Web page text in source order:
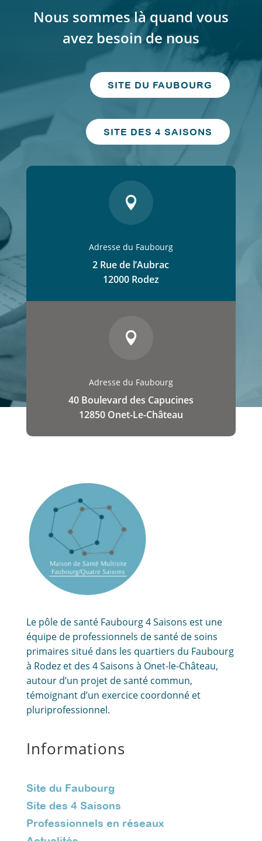
Nous sommes là quand vous
avez besoin de nous
SITE DU FAUBOURG
SITE DES 4 SAISONS

Adresse du Faubourg
2 Rue de l’Aubrac
12000 Rodez

Adresse du Faubourg
40 Boulevard des Capucines
12850 Onet-Le-Château
Le pôle de santé Faubourg 4 Saisons est une
équipe de professionnels de santé de soins
primaires situé dans les quartiers du Faubourg
à Rodez et des 4 Saisons à Onet-le-Château,
autour d’un projet de santé commun,
témoignant d’un exercice coordonné et
pluriprofessionnel.
Informations
Site du Faubourg
Site des 4 Saisons
Professionnels en réseaux